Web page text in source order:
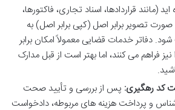
(مانند قراردادها، اسناد تجاری، فاکتورها،
تصویر برابر اصل (کپی برابر اصل) به
دفاتر خدمات قضایی معمولاً امکان برابر
فراهم می کنند، اما بهتر است از قبل مدارک
کد رهگیری: پس از بررسی و تأیید صحت
و پرداخت هزینه های مربوطه، دادخواست